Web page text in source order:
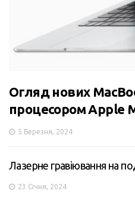
Огляд нових
процесором Apple
5 Березня, 2024
Лазерне гравіювання на
23 Січня, 2024